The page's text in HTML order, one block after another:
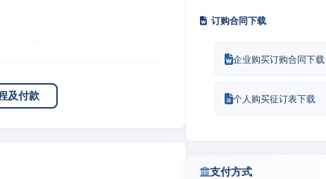
及付款
订购合同下载
企业购买订购合同下载
个人购买征订表下载
支付方式